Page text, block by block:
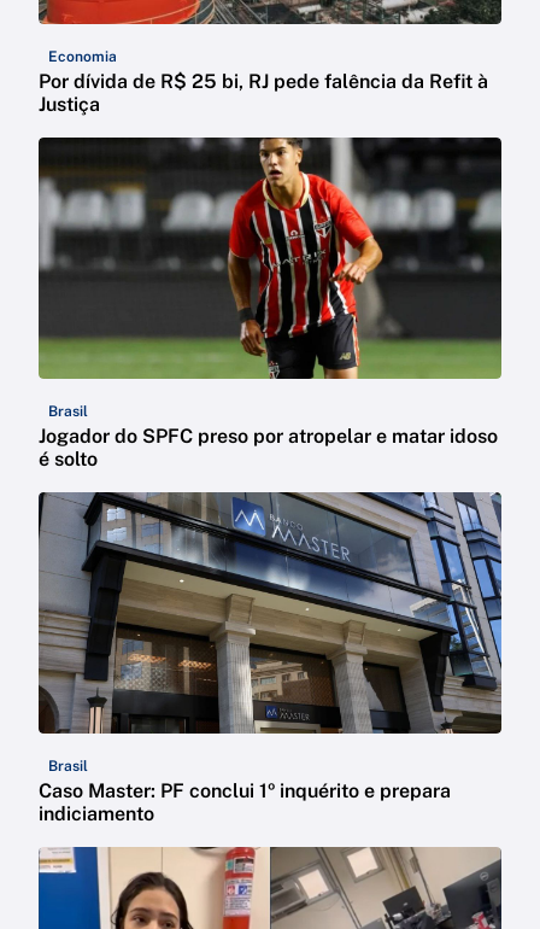
Economia
Por dívida de R$ 25 bi, RJ pede falência da Refit à
Justiça
Brasil
Jogador do SPFC preso por atropelar e matar idoso
é solto
Brasil
Caso Master: PF conclui 1º inquérito e prepara
indiciamento